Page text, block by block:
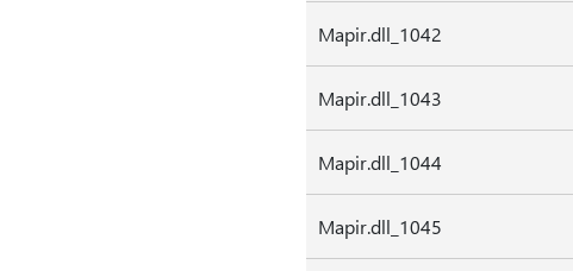
Mapir.dll_1042
Mapir.dll_1043
Mapir.dll_1044
Mapir.dll_1045